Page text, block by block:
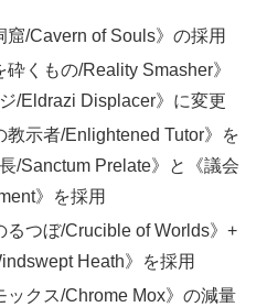
窟/Cavern of Souls》の採用
くもの/Reality Smasher》
/Eldrazi Displacer》に変更
教示者/Enlightened Tutor》を
/Sanctum Prelate》と《議会
》を採用
るつぼ/Crucible of Worlds》+
Heath》を採用
ックス/Chrome Mox》の減量